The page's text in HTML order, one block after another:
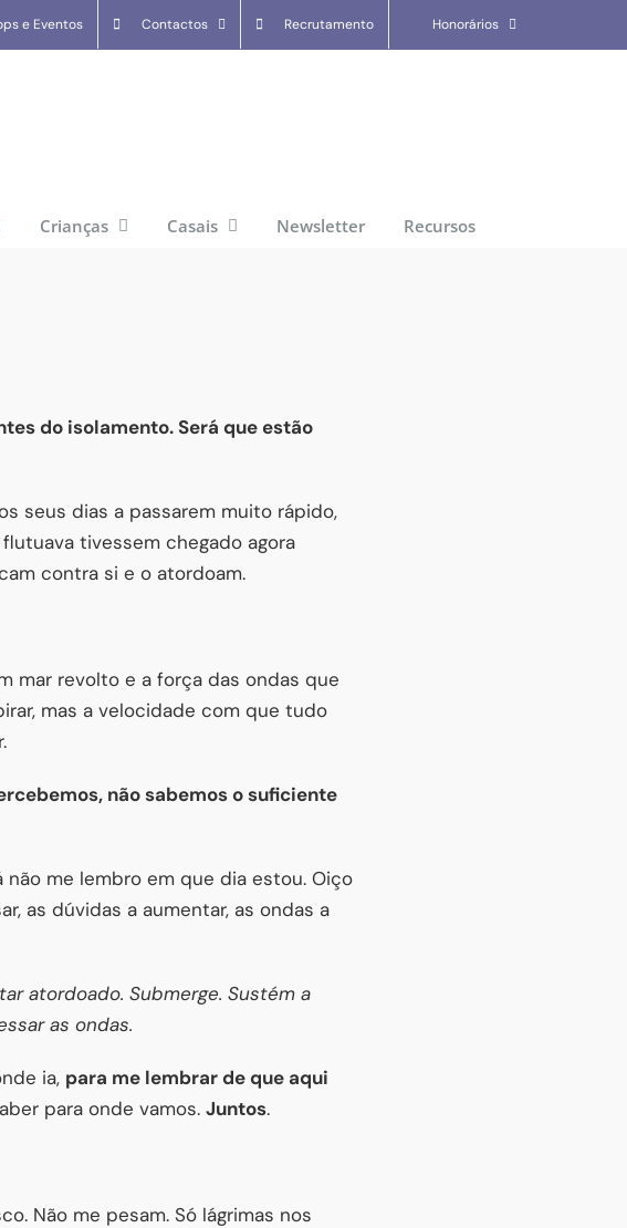
e Eventos Contactos Recrutamento Honorários
Crianças Casais Newsletter Recursos
do isolamento. Será que estão
seus dias a passarem muito rápido,
tivessem chegado agora
contra si e o atordoam.
mar revolto e a força das ondas que
mas a velocidade com que tudo
não sabemos o suficiente
não me lembro em que dia estou. Oiço
as dúvidas a aumentar, as ondas a
atordoado. Submerge. Sustém a
as ondas.
ia, para me lembrar de que aqui
para onde vamos. Juntos.
Não me pesam. Só lágrimas nos